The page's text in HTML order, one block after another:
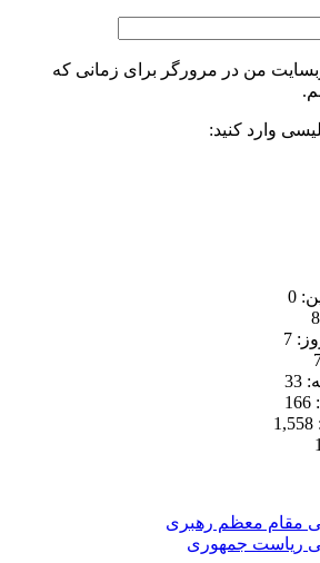
من در مرورگر برای زمانی که
وارد کنید:
0
8
7
33
166
1,558
مقام معظم رهبری
ریاست جمهوری